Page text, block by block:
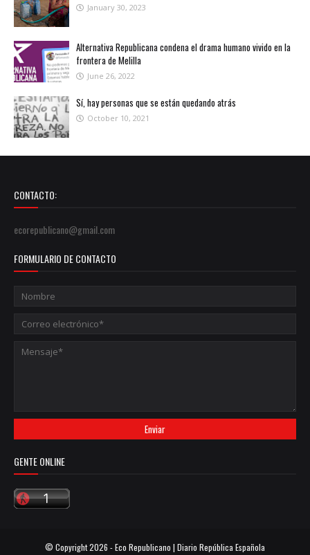
January 30, 2023
Alternativa Republicana condena el drama humano vivido en la
frontera de Melilla
June 26, 2022
Sí, hay personas que se están quedando atrás
October 10, 2021
CONTACTO:
ecorepublicano@gmail.com
FORMULARIO DE CONTACTO
GENTE ONLINE
© Copyright2026 -Eco Republicano | Diario República Española